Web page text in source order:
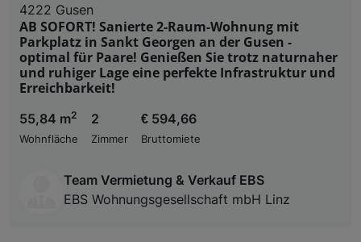
4222 Gusen
AB SOFORT! Sanierte 2-Raum-Wohnung mit
Parkplatz in Sankt Georgen an der Gusen -
optimal für Paare! Genießen Sie trotz naturnaher
und ruhiger Lage eine perfekte Infrastruktur und
Erreichbarkeit!
55,84 m2
Wohnfläche
2
Zimmer
€ 594,66
Bruttomiete
Team Vermietung & Verkauf EBS
EBS Wohnungsgesellschaft mbH Linz